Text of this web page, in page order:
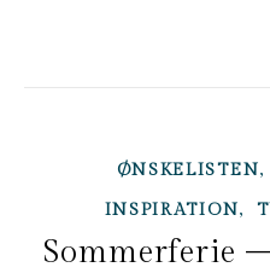
ØNSKELISTEN,
INSPIRATION,
Sommerferie